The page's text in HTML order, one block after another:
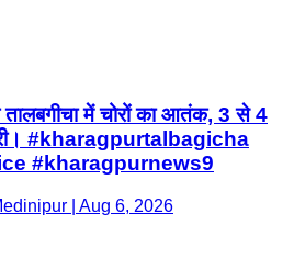
में चोरों का आतंक, 3 से 4
#kharagpurtalbagicha
#kharagpurnews9
| Aug 6, 2026